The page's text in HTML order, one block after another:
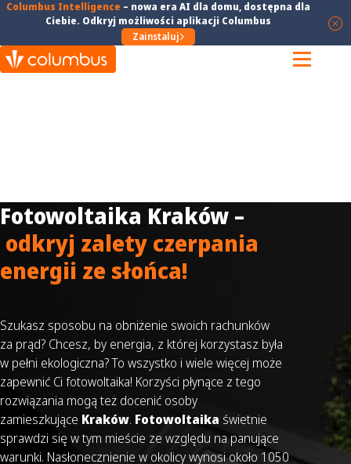
Columbus Intelligence – nowa era AI dla domu, dostępna dla
Ciebie. Odkryj możliwości aplikacji Columbus
Zainstaluj
Fotowoltaika Kraków –
odkryj zalety czerpania
energii ze słońca!
Szukasz sposobu na obniżenie swoich rachunków
za prąd? Chcesz, by energia, z której korzystasz była
w pełni ekologiczna? To wszystko i wiele więcej może
zapewnić Ci fotowoltaika! Korzyści płynące z tego
rozwiązania mogą też docenić osoby
zamieszkujące Kraków. Fotowoltaika świetnie
sprawdzi się w tym mieście ze względu na panujące
warunki. Nasłonecznienie w okolicy wynosi około 1050